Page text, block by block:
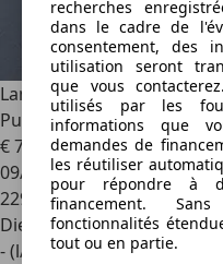
Land Rover Range Rover
Pure
€ 7 990
09/2012
229 000 km
Diesel
- (l/100 km)
recherches
dans le cadre de
consentement, des
utilisation seront
que vous
utilisés par les
informations que
demandes de
les réutiliser
pour répondre à
financement.
fonctionnalités
tout ou en partie.